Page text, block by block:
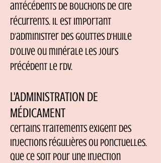
antécédents de bouchons de cire
récurrents. Il est important
d'administrer des gouttes d'huile
d'olive ou minérale les jours
précédent le rdv.
L'ADMINISTRATION DE
MÉDICAMENT
Certains traitements exigent des
injections régulières ou ponctuelles.
Que ce soit pour une injection